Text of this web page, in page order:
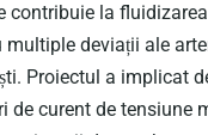
contribuie la fluidizarea
multiple deviații ale
Proiectul a implicat
de curent de tensiune